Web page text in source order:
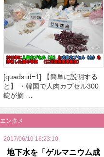
[quads id=1] 【簡単に説明する
と】 ・韓国で人肉カプセル300
錠が摘 …
エンタメ
2017/06/10 16:23:10
地下水を「ゲルマニウム成